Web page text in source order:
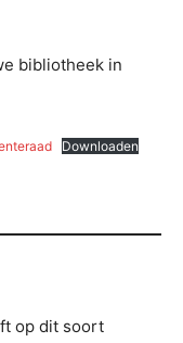
bibliotheek in
Downloaden
op dit soort